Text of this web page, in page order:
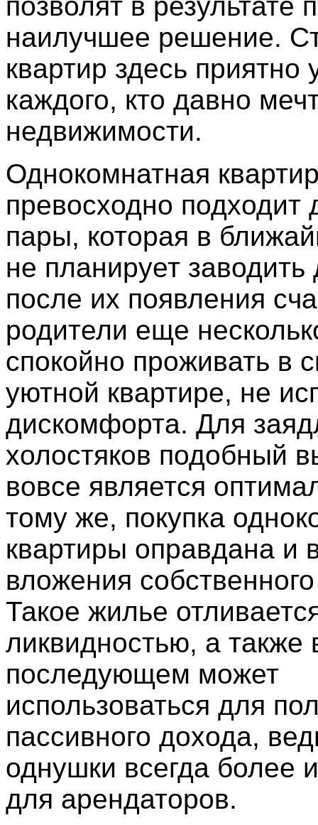
наилучшее решение.
квартир здесь приятно
каждого, кто давно
недвижимости.
Однокомнатная
превосходно подходит
пары, которая в
не планирует
после их появления
родители еще
спокойно проживать в
уютной квартире, не
дискомфорта. Для
холостяков подобный
вовсе является
тому же, покупка
квартиры оправдана и
вложения
Такое жилье
ликвидностью, а также
последующем может
использоваться для
пассивного дохода,
однушки всегда более
для арендаторов.